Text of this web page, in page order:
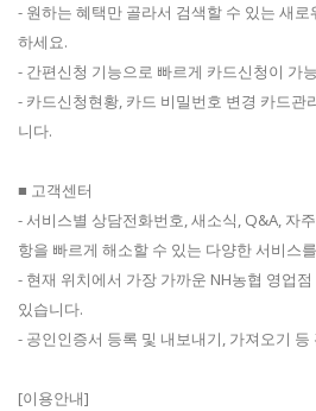
- 원하는 혜택만 골라서 검색할 수 있는 새
하세요.
- 간편신청 기능으로 빠르게 카드신청이 가
- 카드신청현황, 카드 비밀번호 변경 카드관
니다.
■ 고객센터
- 서비스별 상담전화번호, 새소식, Q&A, 자
항을 빠르게 해소할 수 있는 다양한 서비스
- 현재 위치에서 가장 가까운 NH농협 영업
있습니다.
- 공인인증서 등록 및 내보내기, 가져오기
[이용안내]